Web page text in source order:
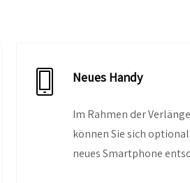
Neues Handy
Im Rahmen der
können Sie sich
neues Smartphone